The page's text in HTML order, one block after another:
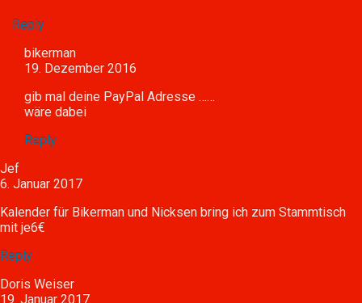
Reply
bikerman
19. Dezember 2016
gib mal deine PayPal Adresse ……
wäre dabei
Reply
Jef
6. Januar 2017
Kalender für Bikerman und Nicksen bring ich zum Stammtisch
mit je6€
Reply
Doris Weiser
19. Januar 2017